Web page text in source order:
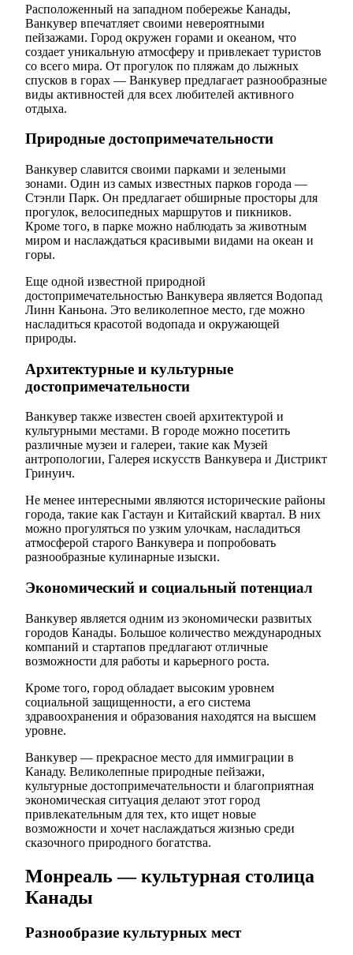
Расположенный на западном побережье Канады,
Ванкувер впечатляет своими невероятными
пейзажами. Город окружен горами и океаном, что
создает уникальную атмосферу и привлекает туристов
со всего мира. От прогулок по пляжам до лыжных
спусков в горах — Ванкувер предлагает разнообразные
виды активностей для всех любителей активного
отдыха.
Природные достопримечательности
Ванкувер славится своими парками и зелеными
зонами. Один из самых известных парков города —
Стэнли Парк. Он предлагает обширные просторы для
прогулок, велосипедных маршрутов и пикников.
Кроме того, в парке можно наблюдать за животным
миром и наслаждаться красивыми видами на океан и
горы.
Еще одной известной природной
достопримечательностью Ванкувера является Водопад
Линн Каньона. Это великолепное место, где можно
насладиться красотой водопада и окружающей
природы.
Архитектурные и культурные
достопримечательности
Ванкувер также известен своей архитектурой и
культурными местами. В городе можно посетить
различные музеи и галереи, такие как Музей
антропологии, Галерея искусств Ванкувера и Дистрикт
Гринуич.
Не менее интересными являются исторические районы
города, такие как Гастаун и Китайский квартал. В них
можно прогуляться по узким улочкам, насладиться
атмосферой старого Ванкувера и попробовать
разнообразные кулинарные изыски.
Экономический и социальный потенциал
Ванкувер является одним из экономически развитых
городов Канады. Большое количество международных
компаний и стартапов предлагают отличные
возможности для работы и карьерного роста.
Кроме того, город обладает высоким уровнем
социальной защищенности, а его система
здравоохранения и образования находятся на высшем
уровне.
Ванкувер — прекрасное место для иммиграции в
Канаду. Великолепные природные пейзажи,
культурные достопримечательности и благоприятная
экономическая ситуация делают этот город
привлекательным для тех, кто ищет новые
возможности и хочет наслаждаться жизнью среди
сказочного природного богатства.
Монреаль — культурная столица
Канады
Разнообразие культурных мест